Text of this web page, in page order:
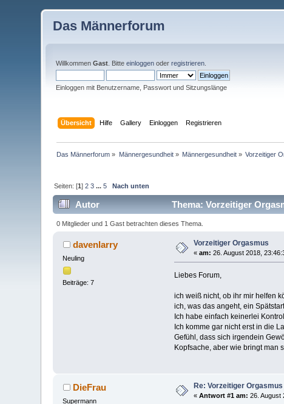
Das Männerforum
WillkommenGast . Bitteeinloggen oderregistrieren
Einloggen mit Benutzername, Passwort und Sitzungslänge
Übersicht Hilfe Gallery Einloggen Registrieren
Das Männerforum » Männergesundheit» Männergesundheit » Vorzeitiger
Seiten: [1]2 3 ...5 Nach unten
Autor Thema: Vorzeitiger
0 Mitglieder und 1 Gast betrachten dieses Thema.
davenlarry
Neuling
Beiträge: 7
Vorzeitiger Orgasmus
«am: 26. August 2018,
Liebes Forum,
ich weiß nicht, ob ihr mir helfen
ich, was das angeht, ein
Ich habe einfach keinerlei
Ich komme gar nicht erst in die
Gefühl, dass sich irgendein
Kopfsache, aber wie bringt man
DieFrau
Supermann
Re: Vorzeitiger Orgasmus
«Antwort #1 am: 26. August